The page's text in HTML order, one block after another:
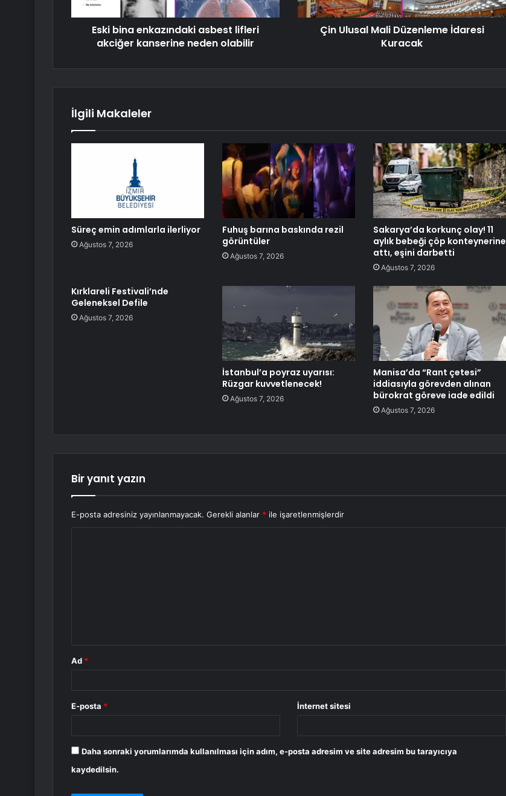
Eski bina enkazındaki asbest lifleri
akciğer kanserine neden olabilir
Çin Ulusal Mali Düzenleme İdaresi
Kuracak
İlgili Makaleler
Süreç emin adımlarla ilerliyor
Ağustos 7, 2026
Fuhuş barına baskında rezil
görüntüler
Ağustos 7, 2026
Sakarya’da korkunç olay! 11
aylık bebeği çöp konteynerine
attı, eşini darbetti
Ağustos 7, 2026
Kırklareli Festivali’nde
Geleneksel Defile
Ağustos 7, 2026
İstanbul’a poyraz uyarısı:
Rüzgar kuvvetlenecek!
Ağustos 7, 2026
Manisa’da “Rant çetesi”
iddiasıyla görevden alınan
bürokrat göreve iade edildi
Ağustos 7, 2026
Bir yanıt yazın
E-posta adresiniz yayınlanmayacak. Gerekli alanlar * ile işaretlenmişlerdir
Ad *
E-posta * İnternet sitesi
Daha sonraki yorumlarımda kullanılması için adım, e-posta adresim ve site adresim bu tarayıcıya
kaydedilsin.